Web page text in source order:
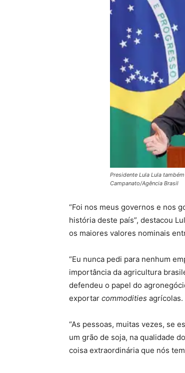
Presidente Lula Lula
Campanato/Agência Brasil
“Foi nos meus governos e nos
história deste país”, destacou
os maiores valores nominais
“Eu nunca pedi para nenhum
importância da agricultura
defendeu o papel do
exportar commodities agrícolas.
“As pessoas, muitas vezes, se
um grão de soja, na qualidade
coisa extraordinária que nós